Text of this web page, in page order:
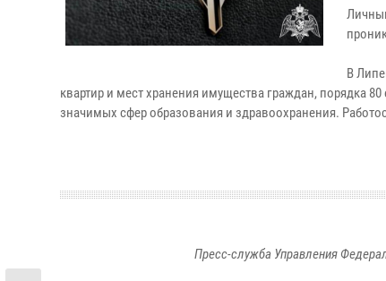
В
квартир и мест хранения имущества граждан, порядка
значимых сфер образования и здравоохранения.
Пресс-служба Управления